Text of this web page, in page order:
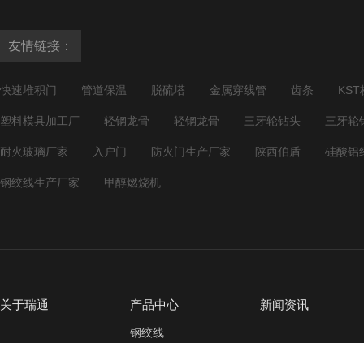
友情链接：
快速堆积门 管道保温 脱硫塔 金属穿线管 齿条 KST
塑料模具加工厂 轻钢龙骨 轻钢龙骨 三牙轮钻头 三牙轮
耐火玻璃厂家 入户门 防火门生产厂家 陕西伯盾 硅酸铝
钢绞线生产厂家 甲醇燃烧机
关于瑞通 产品中心
钢绞线
新闻资讯